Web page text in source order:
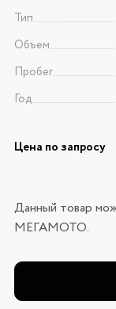
Тип
Объем
Пробег
Год
Цена по запросу
Данный товар
МЕГАМОТО.